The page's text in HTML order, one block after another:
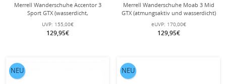
Merrell Wanderschuhe Accentor 3
Sport GTX (wasserdicht,
UVP: 155,00€
129,95€
Merrell Wanderschuhe Moab 3 Mid
GTX (atmungsaktiv und wasserdicht)
eUVP: 170,00€
129,95€
NEU NEU